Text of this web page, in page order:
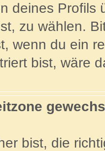
deines Profils
zu wählen.
wenn du ein
bist, wäre
bist, die